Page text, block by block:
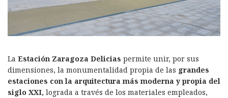
La Estación Zaragoza Delicias permite unir, por sus
dimensiones, la monumentalidad propia de las grandes
estaciones con la arquitectura más moderna y propia del
siglo XXI, lograda a través de los materiales empleados,